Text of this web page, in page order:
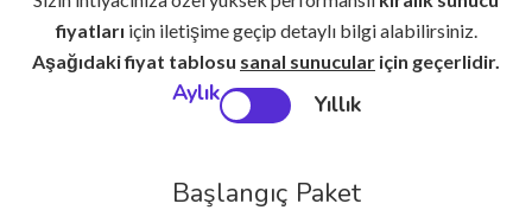
fiyatları için iletişime geçip detaylı bilgi alabilirsiniz.
Aşağıdaki fiyat tablosu sanal sunucular için geçerlidir.
Aylık Yıllık
Başlangıç Paket